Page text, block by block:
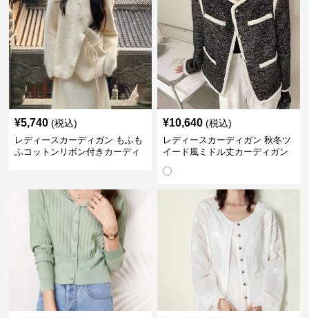
¥5,740 (税込)
レディースカーディガン もふも
ふコットンリボン付きカーディ
¥10,640 (税込)
レディースカーディガン 秋冬ツ
イード風ミドル丈カーディガン